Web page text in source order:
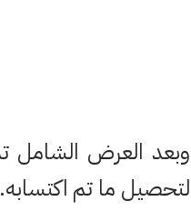
وبعد العرض الشامل
لتحصيل ما تم اكتسابه.